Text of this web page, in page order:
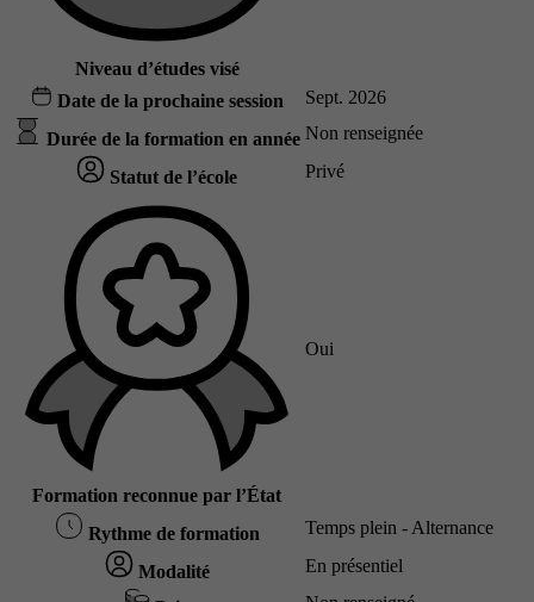
Niveau d’études visé
Date de la prochaine session Sept. 2026
Durée de la formation en année Non renseignée
Statut de l’école Privé
Formation reconnue par l’État
Oui
Rythme de formation Temps plein - Alternance
Modalité En présentiel